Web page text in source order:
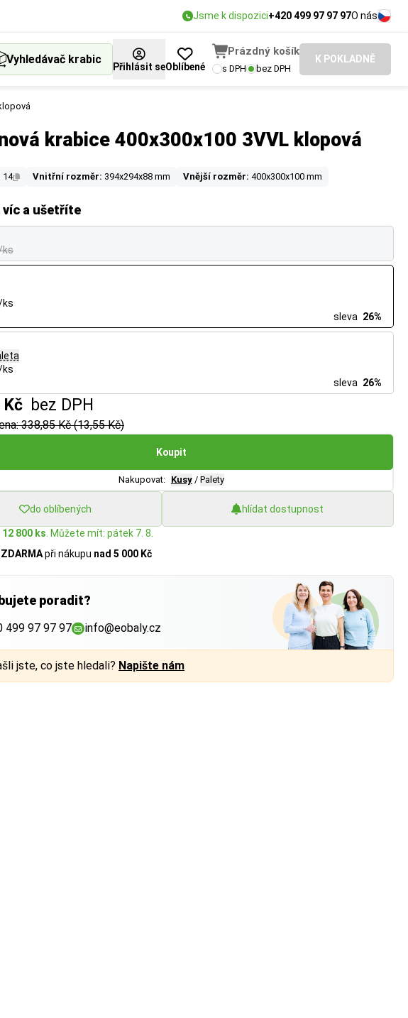
Jsme k dispozici+420 499 97 97 97O nás
Vyhledávač krabic
Přihlásit seOblíbené
Prázdný košík
s DPH bez DPH
K POKLADNĚ
krabice 400x300x100 3VVL klopová
14 Vnitřní rozměr: 394x294x88 mm Vnější rozměr: 400x300x100 mm
víc a ušetříte
ks
ks
sleva 26%
ks
sleva 26%
Kč bez DPH
338,85 Kč (13,55 Kč)
Koupit
Nakupovat: Kusy / Palety
do oblíbených hlídat dostupnost
800 ks . Můžete mít: pátek 7. 8.
při nákupu nad 5 000 Kč
poradit?
499 97 97 97 info@eobaly.cz
jste, co jste hledali? Napište nám